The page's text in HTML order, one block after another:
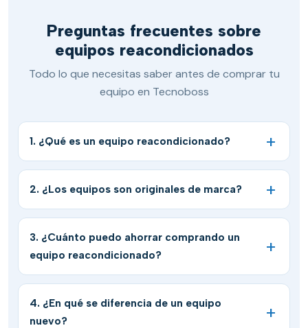
Preguntas frecuentes sobre
equipos reacondicionados
Todo lo que necesitas saber antes de comprar tu
equipo en Tecnoboss
1. ¿Qué es un equipo reacondicionado?
2. ¿Los equipos son originales de marca?
3. ¿Cuánto puedo ahorrar comprando un
equipo reacondicionado?
4. ¿En qué se diferencia de un equipo
nuevo?